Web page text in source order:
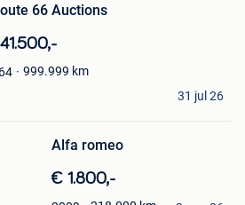
66 Auctions
999.999 km
31 jul 26
Alfa romeo
€ 1.800,-